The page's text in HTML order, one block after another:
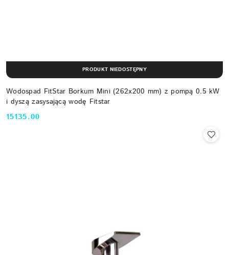
Wodospad FitStar Borkum Mini (262x200 mm) z pompą 0.5 kW
i dyszą zasysającą wodę Fitstar
Cena:
15135.00
PRODUKT NIEDOSTĘPNY